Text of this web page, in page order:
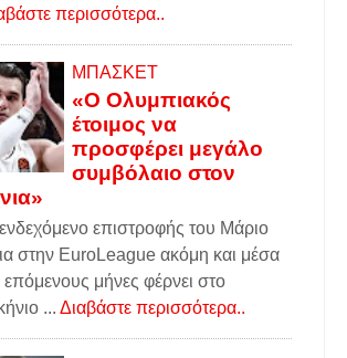
περισσότερα..
ΜΠΑΣΚΕΤ
«Ο Ολυμπιακός
έτοιμος να
προσφέρει μεγάλο
συμβόλαιο στον
επιστροφής του Μάριο
στην EuroLeague ακόμη και μέσα
μήνες φέρνει στο
... Διαβάστε περισσότερα..